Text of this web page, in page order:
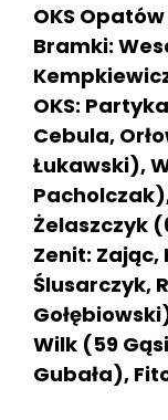
OKS
Bramki:
OKS:
Cebula,
Łukawski),
Żelaszczyk
Zenit:
Ślusarczyk,
Wilk (59
Gubała),